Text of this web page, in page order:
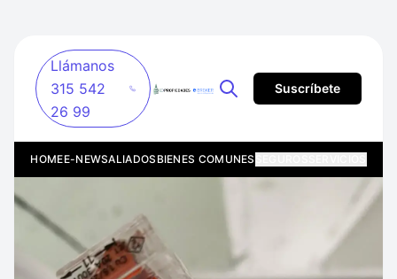
Llámanos
315 542
26 99
Suscríbete
HOMEE-NEWSALIADOS BIENES COMUNES